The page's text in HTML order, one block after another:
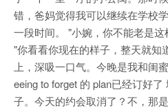
错，爸妈觉得我可以继续在学校
一段时间。 "小婉，你不能老是这
"你看看你现在的样子，整天就知
上，深吸一口气。今晚是我和闺
eeing to forget 的 plan已经订好
子。今天的约会取消了？不，那